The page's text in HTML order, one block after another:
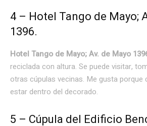
4 – Hotel Tango de Mayo;
1396.
Hotel Tango de Mayo; Av. de Mayo
reciclada con altura. Se puede visitar,
otras cúpulas vecinas. Me gusta porque
estar dentro del decorado.
5 – Cúpula del Edificio